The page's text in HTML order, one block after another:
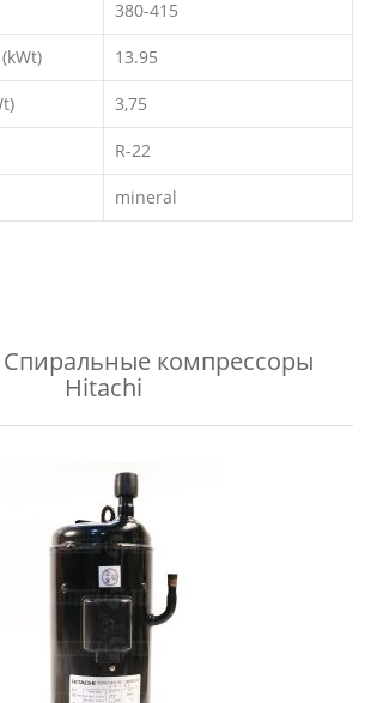
380-415
13.95
3,75
R-22
mineral
Спиральные компрессоры
Hitachi